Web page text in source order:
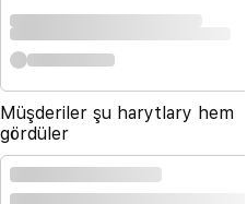
Müşderiler şu harytlary hem
gördüler